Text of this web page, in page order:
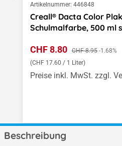
Artikelnummer: 446848
Creall® Dacta Color
Schulmalfarbe, 500 ml
Verkaufspreis:
CHF 8.80 Regulärer Preis:
CHF 8.95 -1.68%
(CHF 17.60 / 1 Liter)
Preise inkl. MwSt. zzgl.
Beschreibung